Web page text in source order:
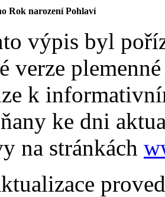
Rok narození Pohlaví
výpis byl
verze
k
ke dni
na stránkách